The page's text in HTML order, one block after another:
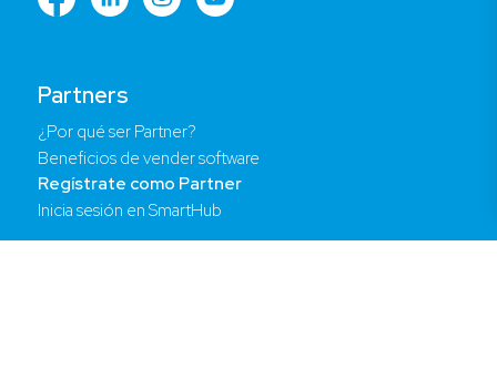
Partners
¿Por qué ser Partner?
Beneficios de vender software
Regístrate como Partner
Inicia sesión en SmartHub